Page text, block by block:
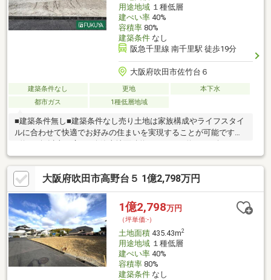
用途地域１種低層
建ぺい率40%
容積率80%
建築条件なし
阪急千里線 南千里駅 徒歩19分
大阪府吹田市佐竹台６
建築条件なし 更地
本下水
都市ガス
1種低層地域
■建築条件無し■建築条件なし売り土地は家族構成やライフスタイ
ルに合わせて快適でお好みの住まいを実現することが可能です。
ざいます。前面道路幅員は約5.6ｍ。■周辺環境充実■物件より徒歩
約9分圏内にスーパー、幼稚園、小学校、中学校、コンビニ、郵便
局がございますので、子育て世代の方にも◎■弊社にて建築プラ
ン等のご相談も承ります■暮らしやすい周辺環境も含め、スタッ
フがご案内いたします。お家探しの第一歩としてでも大丈夫です
ので、お気軽にお問合せください。ご連絡心よりお待ちしており
ます。※告知事項有り
大阪府吹田市高野台５ 1億2,798万円
1億2,798万円
（坪単価:-）
土地面積435.43m2
用途地域１種低層
建ぺい率40%
容積率80%
建築条件なし